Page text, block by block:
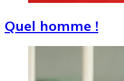
Quel homme !